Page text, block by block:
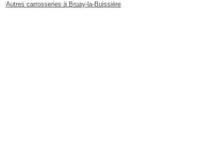
Autres carrosseries à Bruay-la-Buissière